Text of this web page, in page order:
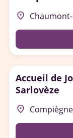
place
Accueil de
Sarlovèze
place